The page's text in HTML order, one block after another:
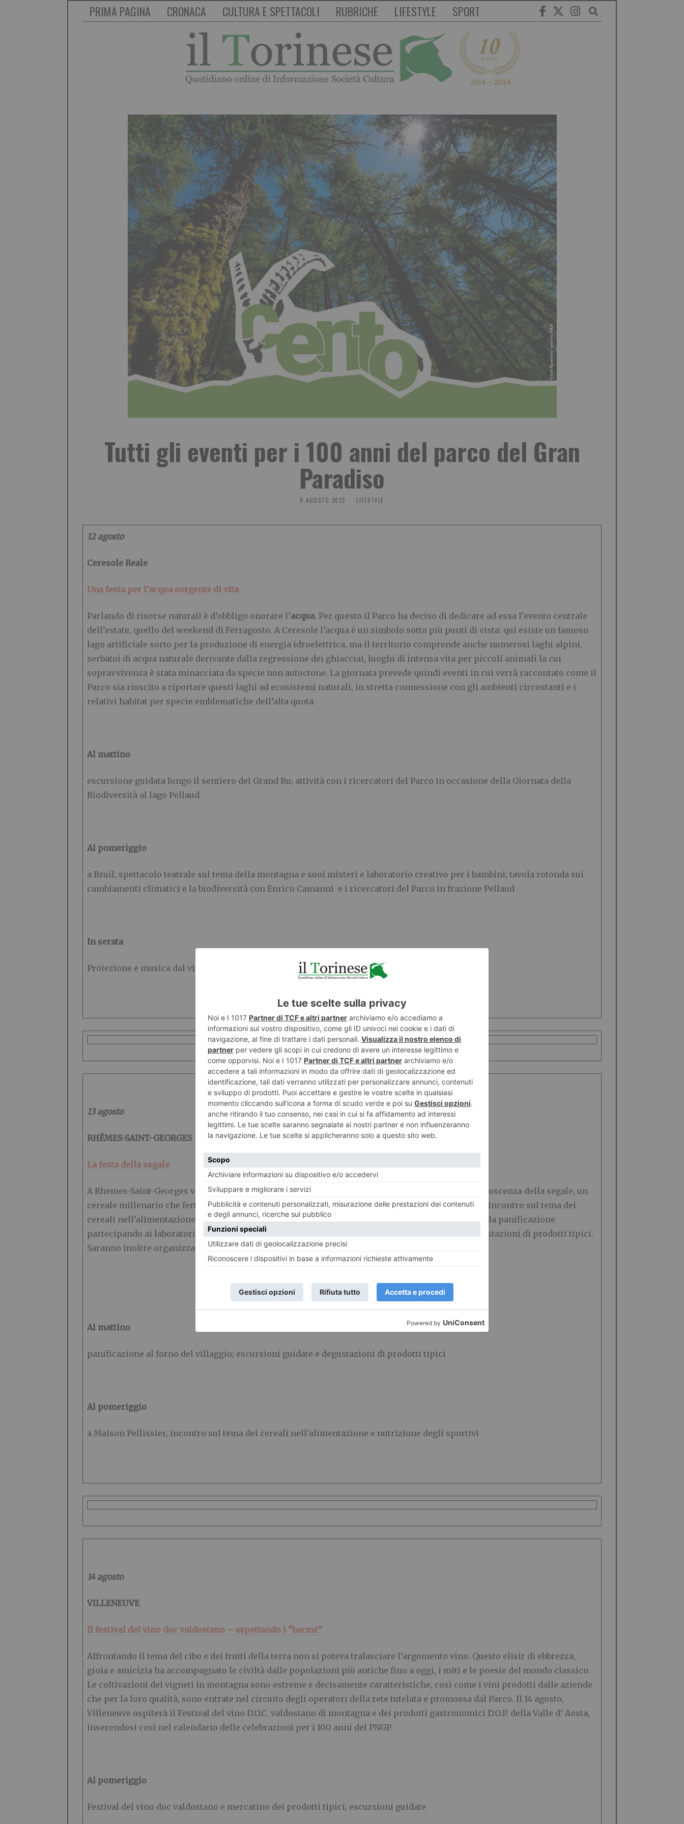
PRIMA PAGINA CRONACA CULTURA E SPETTACOLI RUBRICHE LIFESTYLE SPORT
Tutti gli eventi per i 100 anni del parco del Gran
Paradiso
9 AGOSTO 2022 LIFESTYLE
12 agosto
Ceresole Reale
Una festa per l’acqua sorgente di vita
Parlando di risorse naturali è d’obbligo onorare l’acqua. Per questo il Parco ha deciso di dedicare ad essa l’evento centrale
dell’estate, quello del weekend di Ferragosto. A Ceresole l’acqua è un simbolo sotto più punti di vista: qui esiste un famoso
lago artificiale sorto per la produzione di energia idroelettrica, ma il territorio comprende anche numerosi laghi alpini,
serbatoi di acqua naturale derivante dalla regressione dei ghiacciai, luoghi di intensa vita per piccoli animali la cui
sopravvivenza è stata minacciata da specie non autoctone. La giornata prevede quindi eventi in cui verrà raccontato come il
Parco sia riuscito a riportare questi laghi ad ecosistemi naturali, in stretta connessione con gli ambienti circostanti e i
relativi habitat per specie emblematiche dell’alta quota.
Al mattino
escursione guidata lungo il sentiero del Grand Ru; attività con i ricercatori del Parco in occasione della Giornata della
Biodiversità al lago Pellaud
Al pomeriggio
a Bruil, spettacolo teatrale sul tema della montagna e suoi misteri e laboratorio creativo per i bambini; tavola rotonda sui
cambiamenti climatici e la biodiversità con Enrico Camanni e i ricercatori del Parco in frazione Pellaud
In serata
Proiezione e musica dal vivo in frazione Chanavey
13 agosto
RHÊMES-SAINT-GEORGES
La festa della segale
A Rhemes-Saint-Georges verrà ripreso il discorso avviato a Valprato Soana, ma affrontando la conoscenza della segale, un
cereale millenario che fertilizza il suolo e resiste al freddo e alla siccità. Durante l’evento si terrà incontro sul tema dei
cereali nell’alimentazione e nutrizione degli sportivi, ma si potranno anche scoprire i segreti della panificazione
partecipando ai laboratori presso il forno del villaggio e naturalmente non mancheranno le degustazioni di prodotti tipici.
Saranno inoltre organizzate escursioni guidate nella zona.
Al mattino
panificazione al forno del villaggio; escursioni guidate e degustazioni di prodotti tipici
Al pomeriggio
a Maison Pellissier, incontro sul tema dei cereali nell’alimentazione e nutrizione degli sportivi
14 agosto
VILLENEUVE
Il festival del vino doc valdostano – aspettando i “barmé”
Affrontando il tema del cibo e dei frutti della terra non si poteva tralasciare l’argomento vino. Questo elisir di ebbrezza,
gioia e amicizia ha accompagnato le civiltà dalle popolazioni più antiche fino a oggi, i miti e le poesie del mondo classico.
Le coltivazioni dei vigneti in montagna sono estreme e decisamente caratteristiche, così come i vini prodotti dalle aziende
che per la loro qualità, sono entrate nel circuito degli operatori della rete tutelata e promossa dal Parco. Il 14 agosto,
Villeneuve ospiterà il Festival del vino D.O.C. valdostano di montagna e dei prodotti gastronomici D.O.P. della Valle d’ Aosta,
inserendosi così nel calendario delle celebrazioni per i 100 anni del PNGP.
Al pomeriggio
Festival del vino doc valdostano e mercatino dei prodotti tipici; escursioni guidate